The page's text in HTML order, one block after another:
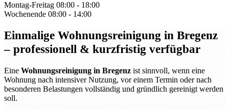
Montag-Freitag 08:00 - 18:00
Wochenende 08:00 - 14:00
Einmalige Wohnungsreinigung in Bregenz
– professionell & kurzfristig verfügbar
Eine Wohnungsreinigung in Bregenz ist sinnvoll, wenn eine
Wohnung nach intensiver Nutzung, vor einem Termin oder nach
besonderen Belastungen vollständig und gründlich gereinigt werden
soll.